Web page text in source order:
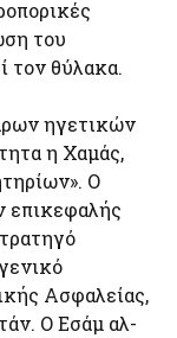
του
τον θύλακα.
ηγετικών
η Χαμάς,
Ο
επικεφαλής
Ασφαλείας,
Ο Εσάμ αλ-